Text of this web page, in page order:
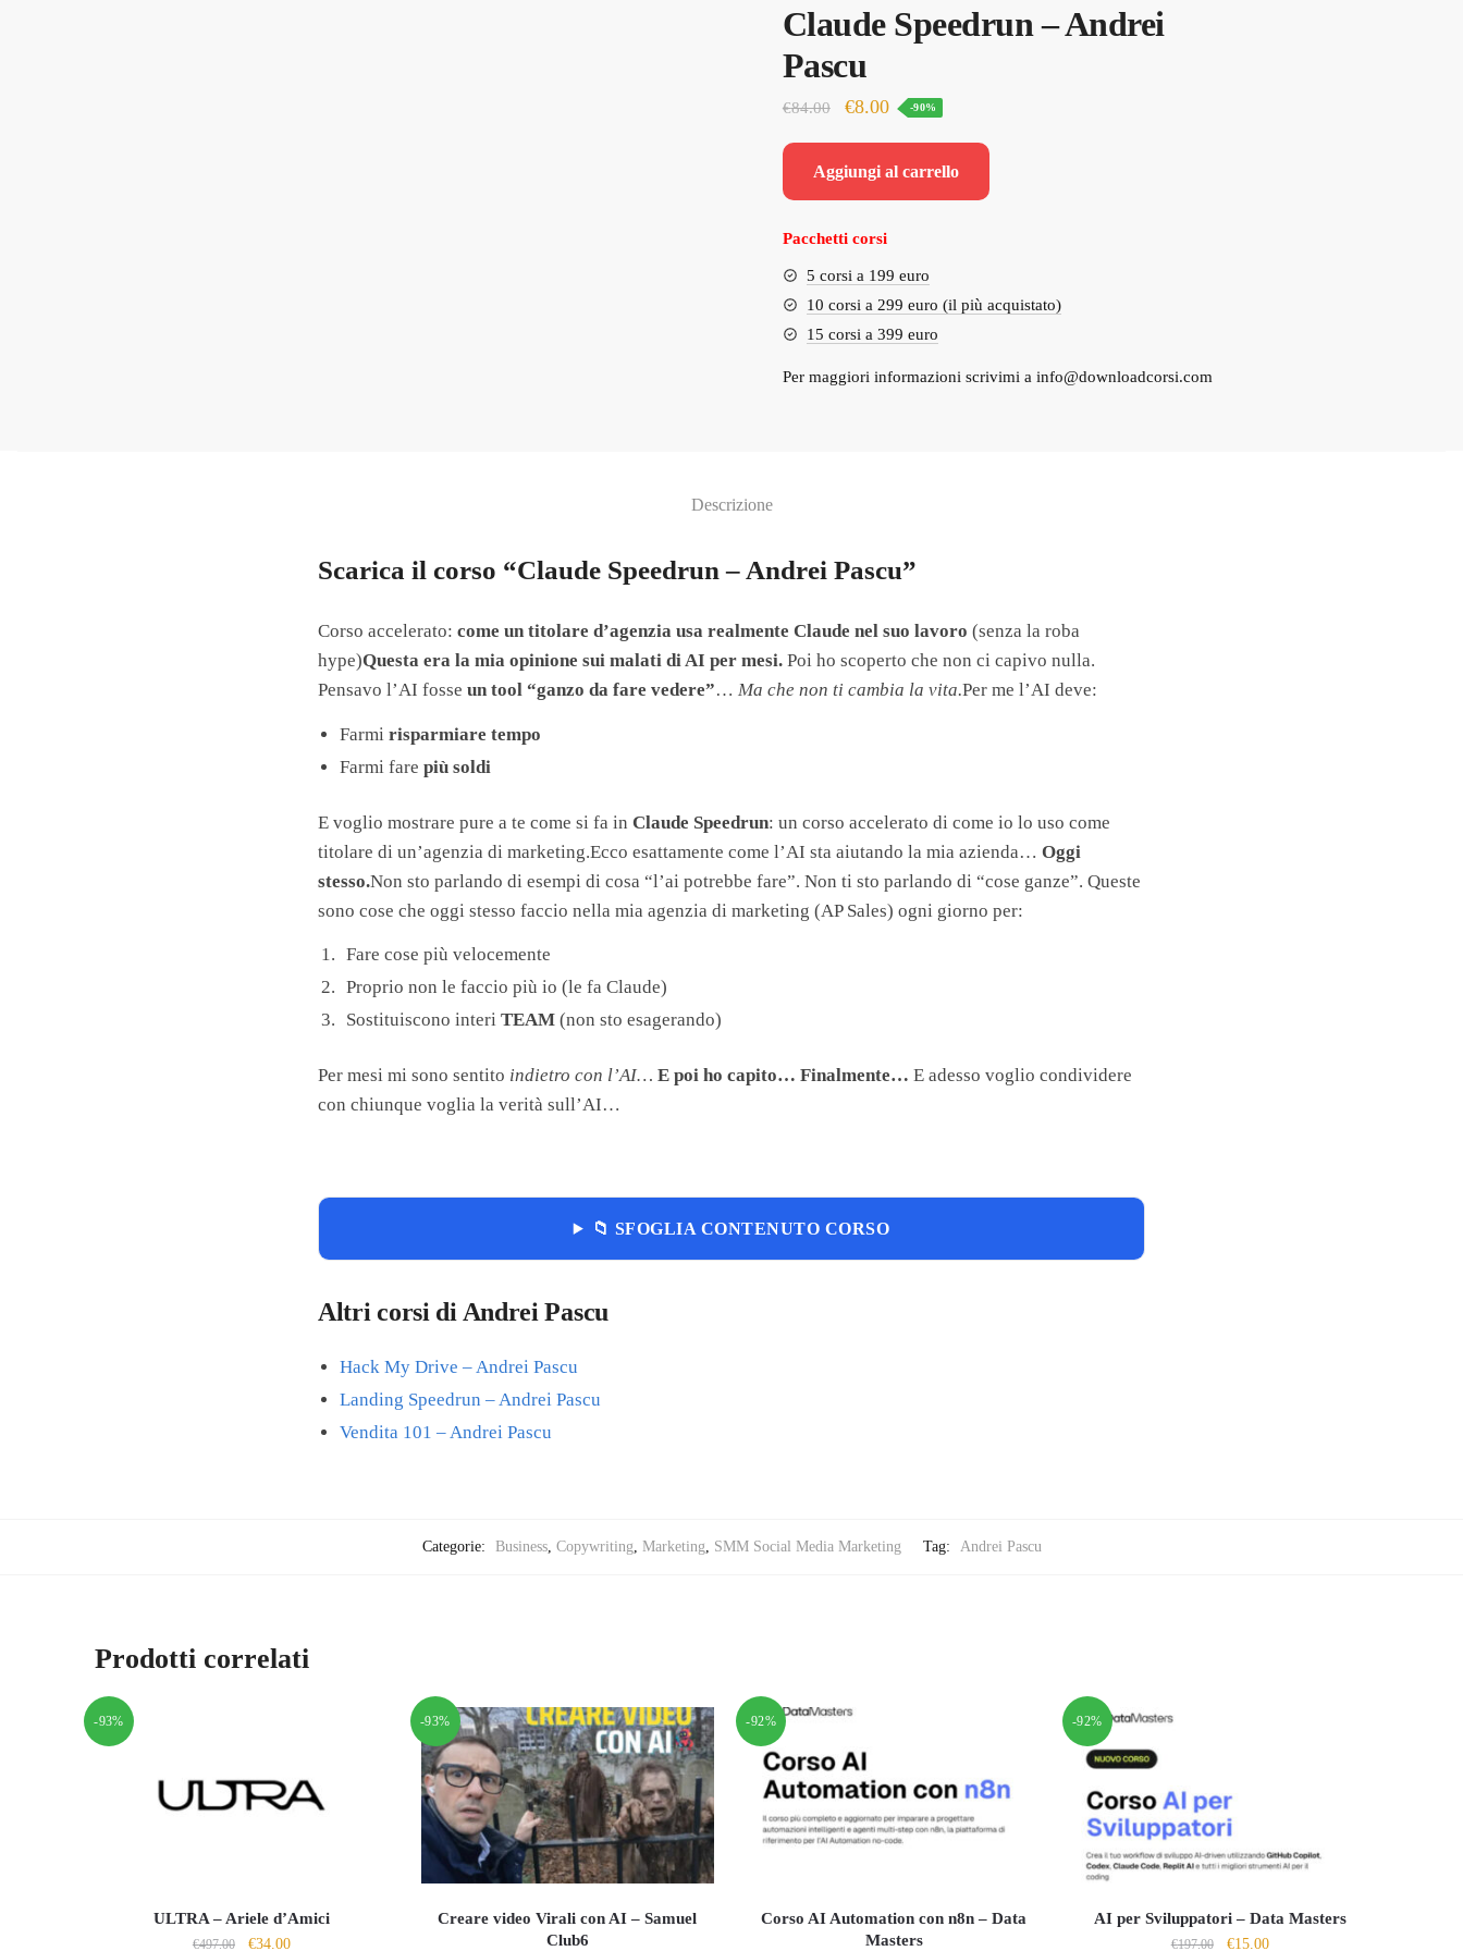
Claude Speedrun – Andrei
Pascu
€84.00
Il
originale
era:
€84.00.
€8.00Il
attuale
è:
-90%
Aggiungi al carrello
Pacchetti corsi
5 corsi a 199 euro
10 corsi a 299 euro (il più acquistato)
15 corsi a 399 euro
Per maggiori informazioni scrivimi a info@downloadcorsi.com
Descrizione
Scarica il corso “Claude Speedrun – Andrei Pascu”
Corso accelerato:come un titolare d’agenzia usa realmente Claude nel suo lavoro (senza la roba
hype)Questa era la mia opinione sui malati di AI per mesi. Poi ho scoperto che non ci capivo nulla.
Pensavo l’AI fosseun tool “ganzo da fare vedere”…Ma che non ti cambia la vita.Per me l’AI deve:
Farmirisparmiare tempo
Farmi farepiù soldi
E voglio mostrare pure a te come si fa inClaude Speedrun: un corso accelerato di come io lo uso come
titolare di un’agenzia di marketing.Ecco esattamente come l’AI sta aiutando la mia azienda…Oggi
stesso.Non sto parlando di esempi di cosa “l’ai potrebbe fare”. Non ti sto parlando di “cose ganze”. Queste
sono cose che oggi stesso faccio nella mia agenzia di marketing (AP Sales) ogni giorno per:
Fare cose più velocemente
Proprio non le faccio più io (le fa Claude)
Sostituiscono interiTEAM (non sto esagerando)
Per mesi mi sono sentito indietro con l’AI… E poi ho capito… Finalmente… E adesso voglio condividere
con chiunque voglia la verità sull’AI…
📁 SFOGLIA CONTENUTO CORSO
Altri corsi di Andrei Pascu
Hack My Drive – Andrei Pascu
Landing Speedrun – Andrei Pascu
Vendita 101 – Andrei Pascu
Categorie: Business, Copywriting Marketing SMM Social Media Marketing Tag: Andrei Pascu
Prodotti correlati
-93%
ULTRA – Ariele d’Amici
€497.00 Il
€34.00Il
-93%
Creare video Virali con AI – Samuel
Club6
-92%
Corso AI Automation con n8n – Data
Masters
-92%
AI per Sviluppatori – Data Masters
€197.00 Il
€15.00Il